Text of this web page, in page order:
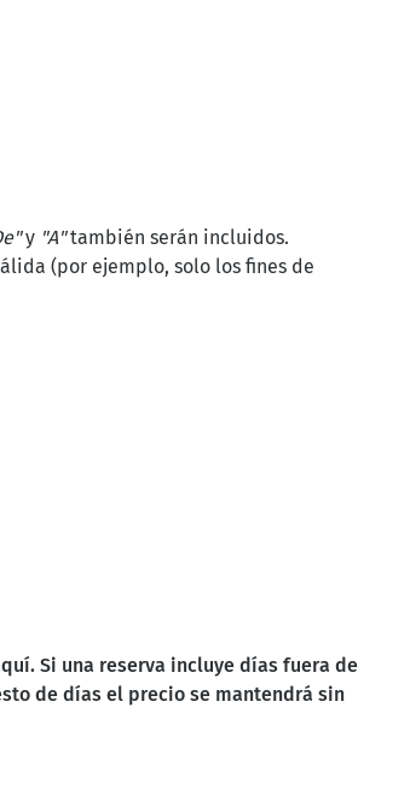
y "A"también serán incluidos.
(por ejemplo, solo los fines de
Si una reserva incluye días fuera de
de días el precio se mantendrá sin